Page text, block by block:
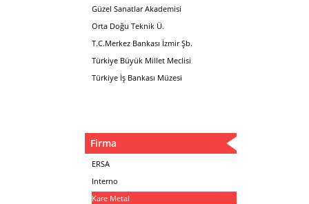
Güzel Sanatlar Akademisi
Orta Doğu Teknik Ü.
T.C.Merkez Bankası İzmir Şb.
Türkiye Büyük Millet Meclisi
Türkiye İş Bankası Müzesi
Firma
ERSA
Interno
Kare Metal